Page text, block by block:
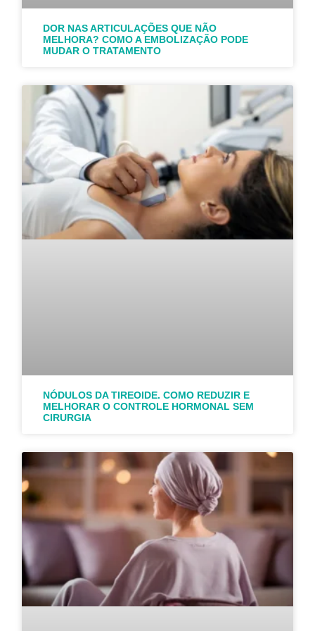
DOR NAS ARTICULAÇÕES QUE NÃO
MELHORA? COMO A EMBOLIZAÇÃO PODE
MUDAR O TRATAMENTO
NÓDULOS DA TIREOIDE. COMO REDUZIR E
MELHORAR O CONTROLE HORMONAL SEM
CIRURGIA